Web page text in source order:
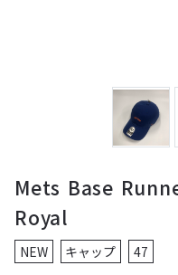
Mets Base
Royal
NEW キャップ 47